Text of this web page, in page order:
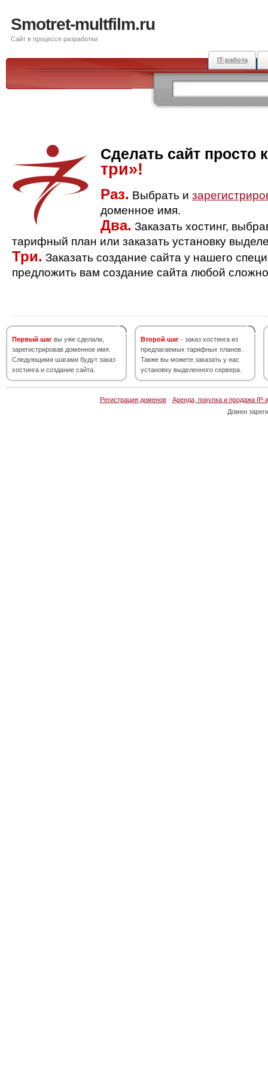
Smotret-multfilm.ru
Сайт в процессе разработки
IT-работа
Сделать сайт просто
три»!
Раз. Выбрать и
доменное имя.
Два. Заказать хостинг,
тарифный план или заказать установку
Три. Заказать создание сайта у нашего
предложить вам создание сайта любой
Первый шаг вы уже сделали,
зарегистрировав доменное имя.
Следующими шагами будут заказ
хостинга и создание сайта.
Второй шаг - заказ хостинга из
предлагаемых тарифных планов.
Также вы можете заказать у нас
установку выделенного сервера.
Регистрация доменов· Аренда, покупка и продажа IP-
Домен